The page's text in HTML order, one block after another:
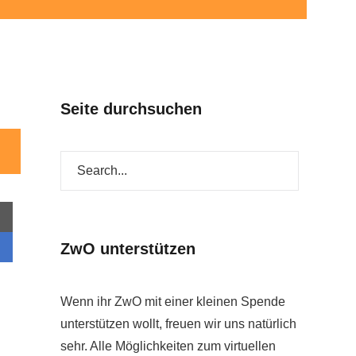
Seite durchsuchen
ZwO unterstützen
Wenn ihr ZwO mit einer kleinen Spende
unterstützen wollt, freuen wir uns natürlich
sehr. Alle Möglichkeiten zum virtuellen